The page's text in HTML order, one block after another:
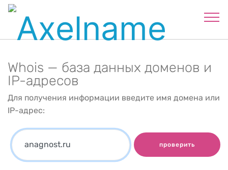
Whois — база данных доменов и
IP-адресов
Для получения информации введите имя домена или
IP-адрес:
проверить